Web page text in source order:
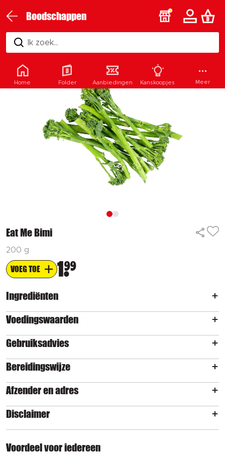
Boodschappen
Ik zoek...
Eat Me Bimi
200 g
VOEG TOE 1 99
Ingrediënten
Voedingswaarden
Gebruiksadvies
Bereidingswijze
Afzender en adres
Disclaimer
Voordeel voor iedereen
Home Folder Aanbiedingen Kanskoopjes Meer